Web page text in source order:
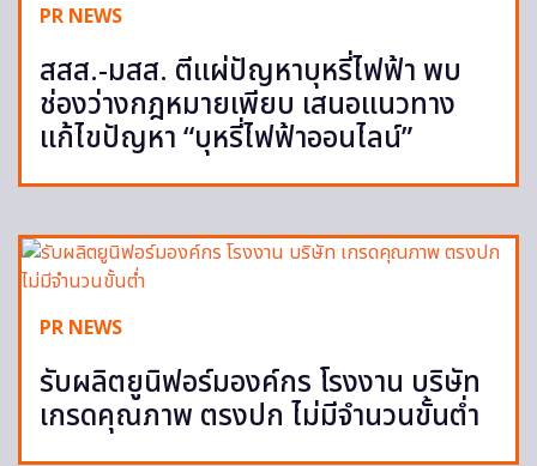
PR NEWS
สสส.-มสส. ตีแผ่ปัญหาบุหรี่ไฟฟ้า พบ
ช่องว่างกฎหมายเพียบ เสนอแนวทาง
แก้ไขปัญหา “บุหรี่ไฟฟ้าออนไลน์”
PR NEWS
รับผลิตยูนิฟอร์มองค์กร โรงงาน บริษัท
เกรดคุณภาพ ตรงปก ไม่มีจำนวนขั้นต่ำ